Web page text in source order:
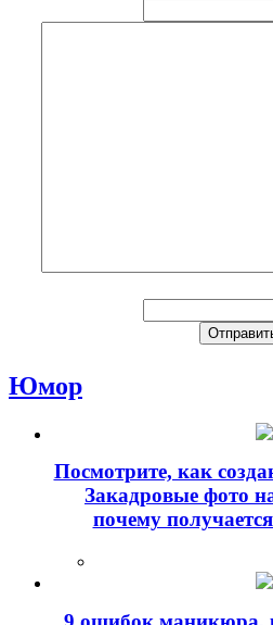
Юмор
Посмотрите, как
Закадровые фото
почему